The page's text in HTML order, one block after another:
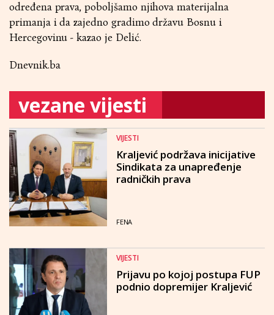
određena prava, poboljšamo njihova materijalna
primanja i da zajedno gradimo državu Bosnu i
Hercegovinu - kazao je Delić.
Dnevnik.ba
vezane vijesti
VIJESTI
Kraljević podržava inicijative
Sindikata za unapređenje
radničkih prava
FENA
VIJESTI
Prijavu po kojoj postupa FUP
podnio dopremijer Kraljević